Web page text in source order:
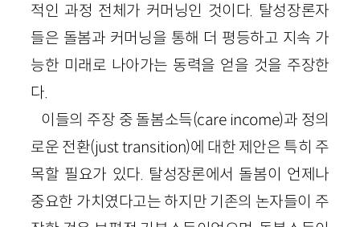
적인 과정 전체가 커머닝인 것이다. 탈성장론자
들은 돌봄과 커머닝을 통해 더 평등하고 지속 가
능한 미래로 나아가는 동력을 얻을 것을 주장한
다.
이들의 주장 중 돌봄소득(care income)과 정의
로운 전환(just transition)에 대한 제안은 특히 주
목할 필요가 있다. 탈성장론에서 돌봄이 언제나
중요한 가치였다고는 하지만 기존의 논자들이 주